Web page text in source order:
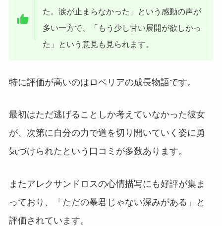
た。涙が止まらなかった」という感動の声が
多い一方で、「もう少し甘い展開が欲しかっ
た」という意見も見られます。
特に評価が高いのはロベリアの成長物語です。
最初はただ逃げることしか考えていなかった彼女
が、次第に自分の力で道を切り開いていく姿に勇
気づけられたという口コミが多数あります。
またアレクサンドロスの心情描写にも好評が集ま
っており、「ただの暴君じゃない深みがある」と
評価されています。